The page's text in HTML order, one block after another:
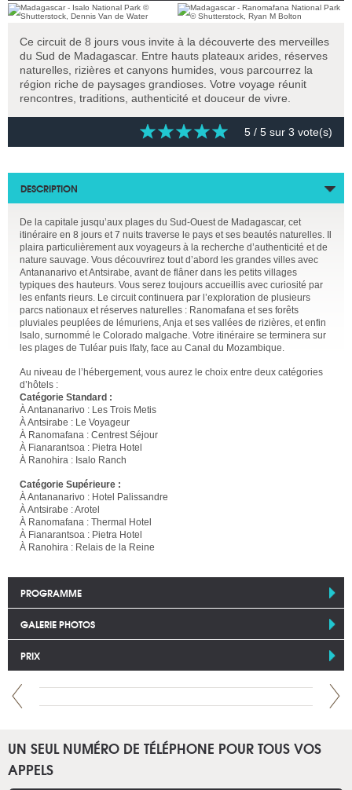
Ce circuit de 8 jours vous invite à la découverte des merveilles
du Sud de Madagascar. Entre hauts plateaux arides, réserves
naturelles, rizières et canyons humides, vous parcourrez la
région riche de paysages grandioses. Votre voyage réunit
rencontres, traditions, authenticité et douceur de vivre.
5 / 5 sur 3 vote(s)
DESCRIPTION
De la capitale jusqu’aux plages du Sud-Ouest de Madagascar, cet
itinéraire en 8 jours et 7 nuits traverse le pays et ses beautés naturelles. Il
plaira particulièrement aux voyageurs à la recherche d’authenticité et de
nature sauvage. Vous découvrirez tout d’abord les grandes villes avec
Antananarivo et Antsirabe, avant de flâner dans les petits villages
typiques des hauteurs. Vous serez toujours accueillis avec curiosité par
les enfants rieurs. Le circuit continuera par l’exploration de plusieurs
parcs nationaux et réserves naturelles : Ranomafana et ses forêts
pluviales peuplées de lémuriens, Anja et ses vallées de rizières, et enfin
Isalo, surnommé le Colorado malgache. Votre itinéraire se terminera sur
les plages de Tuléar puis Ifaty, face au Canal du Mozambique.
Au niveau de l’hébergement, vous aurez le choix entre deux catégories
d’hôtels :
Catégorie Standard :
À Antananarivo : Les Trois Metis
À Antsirabe : Le Voyageur
À Ranomafana : Centrest Séjour
À Fianarantsoa : Pietra Hotel
À Ranohira : Isalo Ranch
Catégorie Supérieure :
À Antananarivo : Hotel Palissandre
À Antsirabe : Arotel
À Ranomafana : Thermal Hotel
À Fianarantsoa : Pietra Hotel
À Ranohira : Relais de la Reine
PROGRAMME
GALERIE PHOTOS
PRIX
UN SEUL NUMÉRO DE TÉLÉPHONE POUR TOUS VOS
APPELS